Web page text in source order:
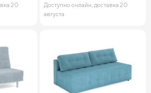
20
Доступно онлайн, доставка 20
августа